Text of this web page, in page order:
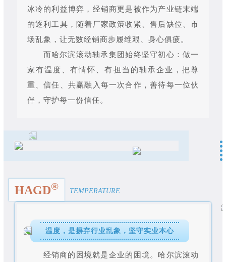
冰冷的利益博弈，经销商更是被作为产业链末端
的逐利工具，随着厂家政策收紧、售后缺位、市
场乱象，让无数经销商步履维艰、身心俱疲。
而哈尔滨滚动轴承集团始终坚守初心：做一
家有温度、有情怀、有担当的轴承企业，把尊
重、信任、共赢融入每一次合作，善待每一位伙
伴，守护每一份信任。
HAGD® TEMPERATURE
温度， 是摒弃行业乱象，坚守实业本心
经销商的困境就是企业的困境。哈尔滨滚动